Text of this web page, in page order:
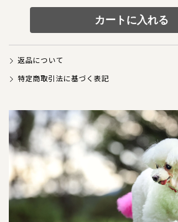
犬の迷子札
犬のネックレス
犬の本革ハーネス
犬のチャーム
大型犬用
猫の首輪
ペットカート用ネームプレート
返品について
特定商取引法に基づく表記